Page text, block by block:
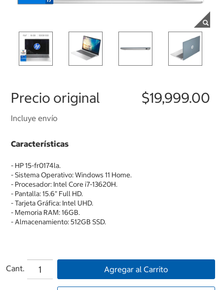
Precio original $19,999.00
Incluye envío
Características
- HP 15-fr0174la.
- Sistema Operativo: Windows 11 Home.
- Procesador: Intel Core i7-13620H.
- Pantalla: 15.6" Full HD.
- Tarjeta Gráfica: Intel UHD.
- Memoria RAM: 16GB.
- Almacenamiento: 512GB SSD.
Cant. Agregar al Carrito